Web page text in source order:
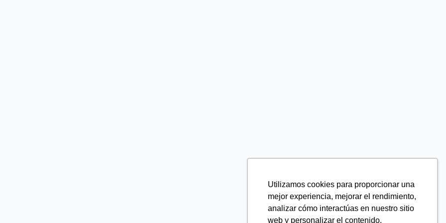
Utilizamos cookies para proporcionar una
mejor experiencia, mejorar el rendimiento,
analizar cómo interactúas en nuestro sitio
web y personalizar el contenido.